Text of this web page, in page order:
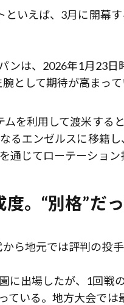
いえば、3月に開幕
ンは、2026年1月23
として期待が高まっ
を利用して渡米する
るエンゼルスに移籍
通じてローテーション
。“別格”だ
ら地元では評判の投手
に出場したが、1回戦
ている。地方大会で